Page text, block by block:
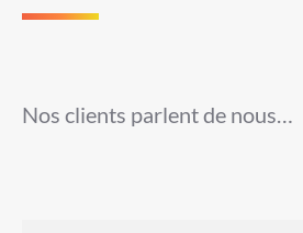
Nos clients parlent de nous…